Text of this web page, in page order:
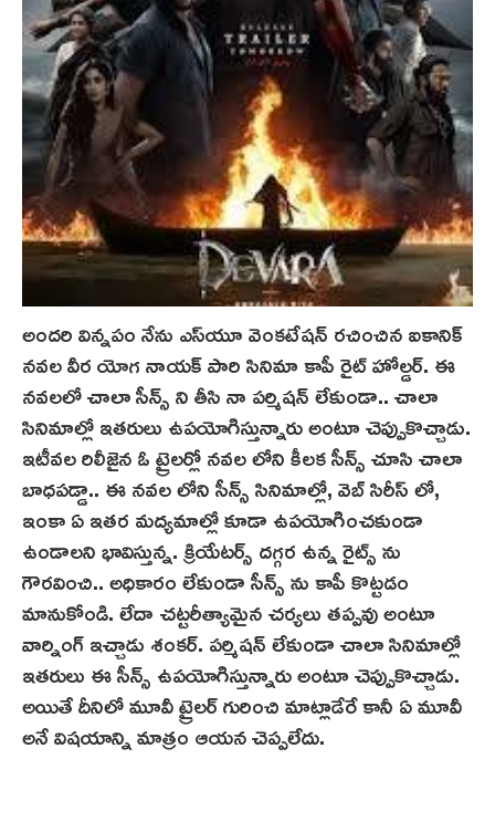
అందరి విన్నపం నేను ఎస్‌యూ వెంక‌టేష‌న్‌ రచించిన ఐకానిక్
నవల వీర యోగ నాయక్ పారి సినిమా కాపీ రైట్ హోల్డర్. ఈ
నవలలో చాలా సీన్స్ ని తీసి నా పర్మిషన్ లేకుండా.. చాలా
సినిమాల్లో ఇతరులు ఉపయోగిస్తున్నారు అంటూ చెప్పుకొచ్చాడు.
ఇటీవల రిలీజైన ఓ ట్రైలర్లో నవల లోని కీలక సీన్స్ చూసి చాలా
బాధపడ్డా.. ఈ నవల లోని సీన్స్ సినిమాల్లో, వెబ్ సిరీస్ లో,
ఇంకా ఏ ఇతర మద్యమాల్లో కూడా ఉపయోగించకుండా
ఉండాలని భావిస్తున్న. క్రియేటర్స్ దగ్గర ఉన్న రైట్స్ ను
గౌరవించి.. అధికారం లేకుండా సీన్స్ ను కాపీ కొట్టడం
మానుకోండి. లేదా చట్టరీత్యామైన చర్యలు తప్పవు అంటూ
వార్నింగ్ ఇచ్చాడు శంక‌ర్‌. పర్మిషన్ లేకుండా చాలా సినిమాల్లో
ఇతరులు ఈ సీన్స్ ఉపయోగిస్తున్నారు అంటూ చెప్పుకొచ్చాడు.
అయితే దీనిలో మూవీ ట్రైలర్ గురించి మాట్లాడేరే కానీ ఏ మూవీ
అనే విషయాన్ని మాత్రం ఆయన చెప్పలేదు.